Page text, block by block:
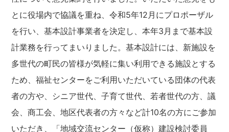
とに役場内で協議を重ね、令和5年12月にプロポーザル
を行い、基本設計事業者を決定し、本年3月まで基本設
計業務を行ってまいりました。基本設計には、新施設を
多世代の町民の皆様が気軽に集い利用できる施設とする
ため、福祉センターをご利用いただいている団体の代表
者の方や、シニア世代、子育て世代、若者世代の方、議
会、商工会、地区代表者の方々など計10名の方にご参加
いただき、「地域交流センター（仮称）建設検討委員